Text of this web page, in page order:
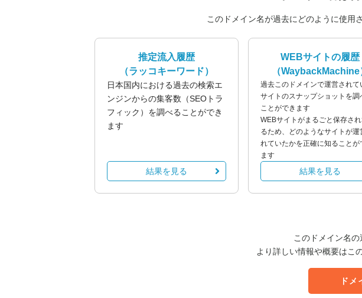
このドメイン名が過去にどのように使用
推定流入履歴
（ラッコキーワード）
日本国内における過去の検索エ
ンジンからの集客数（SEOトラ
フィック）を調べることができ
ます
結果を見る
WEBサイトの履歴
（WaybackMachine
過去このドメインで運営されて
サイトのスナップショットを調
ことができます
WEBサイトがまるごと保存さ
るため、どのようなサイトが運
れていたかを正確に知ることが
ます
結果を見る
このドメイン名
より詳しい情報や概要はこ
ドメ